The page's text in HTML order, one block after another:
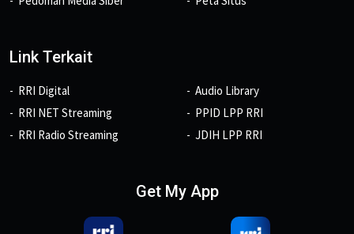
Link Terkait
RRI Digital
RRI NET Streaming
RRI Radio Streaming
Audio Library
PPID LPP RRI
JDIH LPP RRI
Get My App